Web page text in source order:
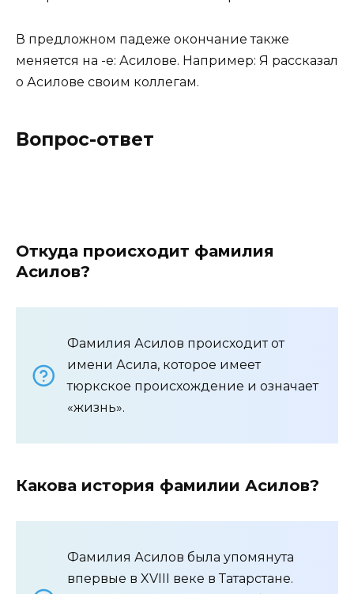
В предложном падеже окончание также
меняется на -е: Асилове. Например: Я рассказал
о Асилове своим коллегам.
Вопрос-ответ
Откуда происходит фамилия
Асилов?
Фамилия Асилов происходит от
имени Асила, которое имеет
тюркское происхождение и означает
«жизнь».
Какова история фамилии Асилов?
Фамилия Асилов была упомянута
впервые в XVIII веке в Татарстане.